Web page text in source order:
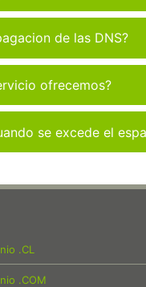
de las DNS?
ofrecemos?
se excede el
.CL
.COM